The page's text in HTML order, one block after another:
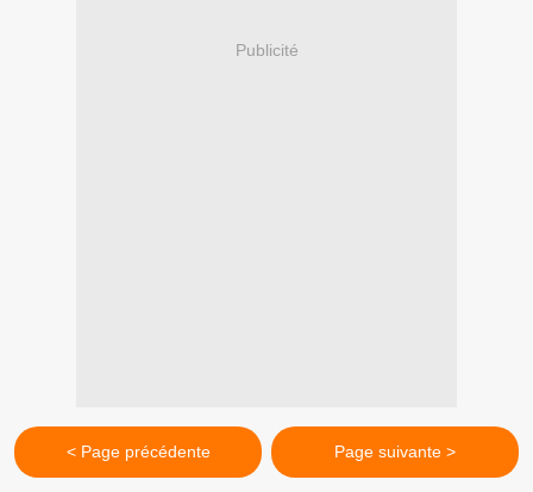
Publicité
< Page précédente Page suivante >